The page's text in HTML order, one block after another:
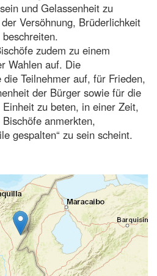
und Gelassenheit zu
Versöhnung, Brüderlichkeit
zudem zu einem
Wahlen auf. Die
Teilnehmer auf, für Frieden,
der Bürger sowie für die
zu beten, in einer Zeit,
anmerkten,
gespalten“ zu sein scheint.